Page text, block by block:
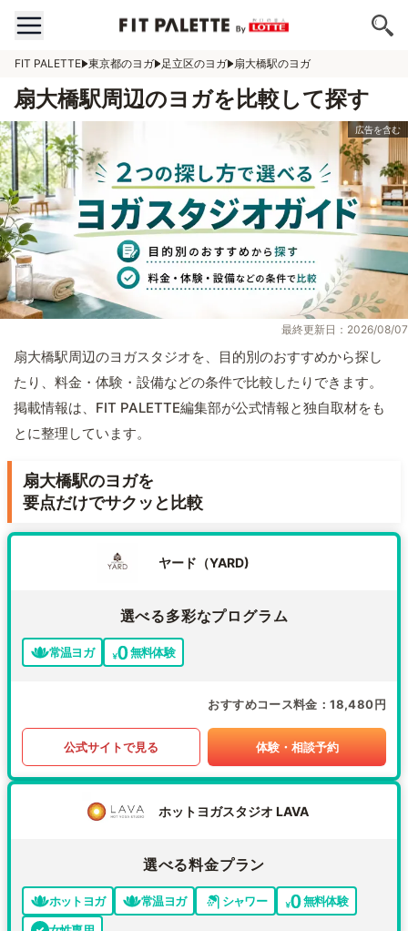
FIT PALETTE 東京都のヨガ 足立区のヨガ 扇大橋駅のヨガ
扇大橋駅周辺のヨガを比較して探す
最終更新日：2026/08/07
扇大橋駅周辺のヨガスタジオを、目的別のおすすめから探し
たり、料金・体験・設備などの条件で比較したりできます。
掲載情報は、FIT PALETTE編集部が公式情報と独自取材をも
とに整理しています。
扇大橋駅のヨガを
要点だけでサクッと比較
ヤード（YARD)
選べる多彩なプログラム
常温ヨガ 無料体験
おすすめコース料金 18,480円
公式サイトで見る 体験・相談予約
ホットヨガスタジオ LAVA
選べる料金プラン
ホットヨガ 常温ヨガ シャワー
無料体験